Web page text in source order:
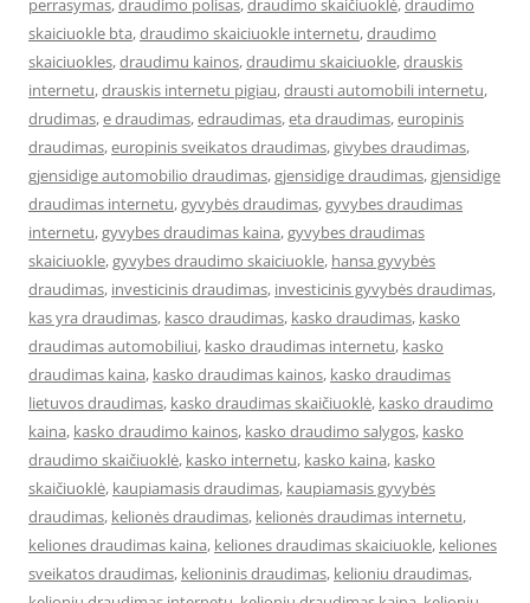
perrasymas,draudimo polisas,draudimo skaičiuoklė,draudimo
skaiciuokle bta,draudimo skaiciuokle internetu,draudimo
skaiciuokles,draudimu kainos,draudimu skaiciuokle,drauskis
internetu,drauskis internetu pigiau,drausti automobili internetu,
drudimas,e draudimas,edraudimas,eta draudimas,europinis
draudimas,europinis sveikatos draudimas,givybes draudimas,
gjensidige automobilio draudimas,gjensidige draudimas,gjensidige
draudimas internetu,gyvybės draudimas,gyvybes draudimas
internetu,gyvybes draudimas kaina,gyvybes draudimas
skaiciuokle,gyvybes draudimo skaiciuokle, hansa gyvybės
draudimas, investicinis draudimas, investicinis gyvybės draudimas,
kas yra draudimas, kasco draudimas, kasko draudimas, kasko
draudimas automobiliui, kasko draudimas internetu, kasko
draudimas kaina, kasko draudimas kainos, kasko draudimas
lietuvos draudimas, kasko draudimas skaičiuoklė, kasko draudimo
kaina, kasko draudimo kainos, kasko draudimo salygos, kasko
draudimo skaičiuoklė, kasko internetu, kasko kaina, kasko
skaičiuoklė, kaupiamasis draudimas, kaupiamasis gyvybės
draudimas, kelionės draudimas, kelionės draudimas internetu,
keliones draudimas kaina, keliones draudimas skaiciuokle, keliones
sveikatos draudimas, kelioninis draudimas, kelioniu draudimas,